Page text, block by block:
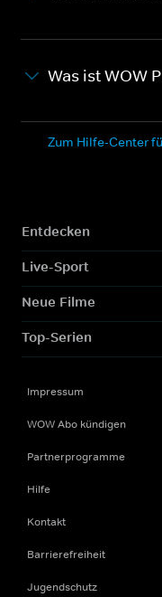
Was ist WOW
Zum Hilfe-Center
Entdecken
Live-Sport
Neue Filme
Top-Serien
Impressum
WOW Abo kündigen
Partnerprogramme
Hilfe
Kontakt
Barrierefreiheit
Jugendschutz